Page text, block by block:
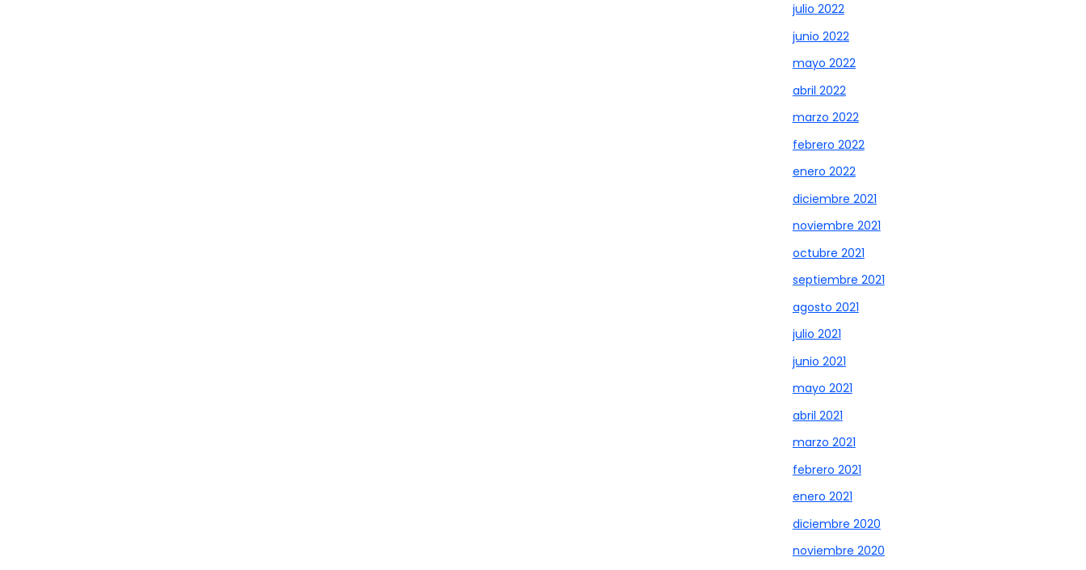
julio 2022
junio 2022
mayo 2022
abril 2022
marzo 2022
febrero 2022
enero 2022
diciembre 2021
noviembre 2021
octubre 2021
septiembre 2021
agosto 2021
julio 2021
junio 2021
mayo 2021
abril 2021
marzo 2021
febrero 2021
enero 2021
diciembre 2020
noviembre 2020